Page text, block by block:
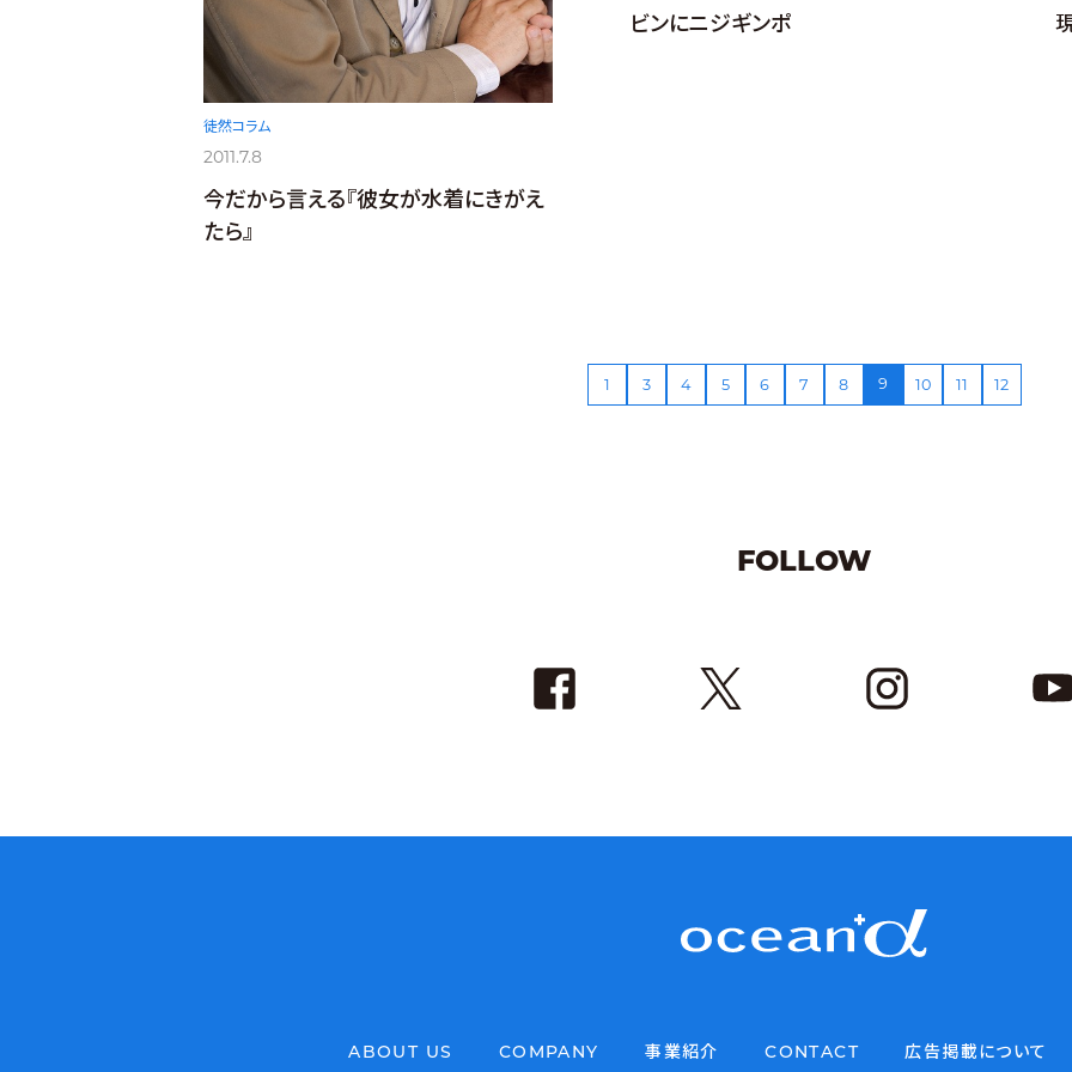
徒然コラム
2011.7.8
今だから言える『彼女が水着にきがえ
たら』
ビンにニジギンポ
1 3 4 5 6 7 8 9 10 11 12
FOLLOW
ABOUT US COMPANY 事業紹介 CONTACT 広告掲載について